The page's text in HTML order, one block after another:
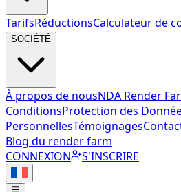
TarifsRéductionsCalculateur de
SOCIÉTÉ
À propos de nousNDA Render
ConditionsProtection des
PersonnellesTémoignages
Blog du render farm
CONNEXION
S'INSCRIRE